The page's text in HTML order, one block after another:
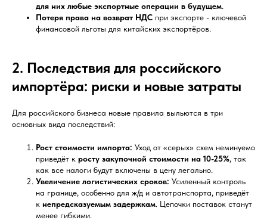
для них любые экспортные операции в будущем.
Потеря права на возврат НДС при экспорте - ключевой
финансовой льготы для китайских экспортёров.
2. Последствия для российского
импортёра: риски и новые затраты
Для российского бизнеса новые правила выльются в три
основных вида последствий:
Рост стоимости импорта: Уход от «серых» схем неминуемо
приведёт к росту закупочной стоимости на 10-25%, так
как все налоги будут включены в цену легально.
Увеличение логистических сроков: Усиленный контроль
на границе, особенно для ж/д и автотранспорта, приведёт
к непредсказуемым задержкам. Цепочки поставок станут
менее гибкими.